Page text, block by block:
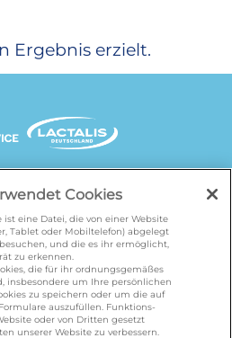
Ergebnis erzielt.
/president.de
frankenland.com/
/minusl.de
Cookies
ist eine Datei, die von einer Website
Tablet oder Mobiltelefon) abgelegt
und die es ihr ermöglicht,
zu erkennen.
die für ihr ordnungsgemäßes
insbesondere um Ihre persönlichen
zu speichern oder um die auf
auszufüllen. Funktions-
oder von Dritten gesetzt
unserer Website zu verbessern.